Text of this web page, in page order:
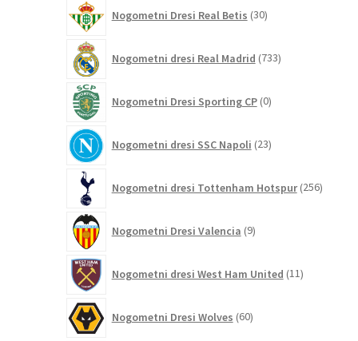
Nogometni Dresi Real Betis 30izdelkov
Nogometni dresi Real Madrid 733izdelkov
Nogometni Dresi Sporting CP 0izdelkov
Nogometni dresi SSC Napoli 23izdelkov
Nogometni dresi Tottenham Hotspur 256
Nogometni Dresi Valencia 9izdelkov
Nogometni dresi West Ham United 11izdelkov
Nogometni Dresi Wolves 60izdelkov